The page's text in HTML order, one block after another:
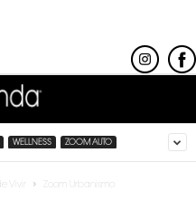
WELLNESS ZOOM AUTO
Vivir Zoom Urbanismo